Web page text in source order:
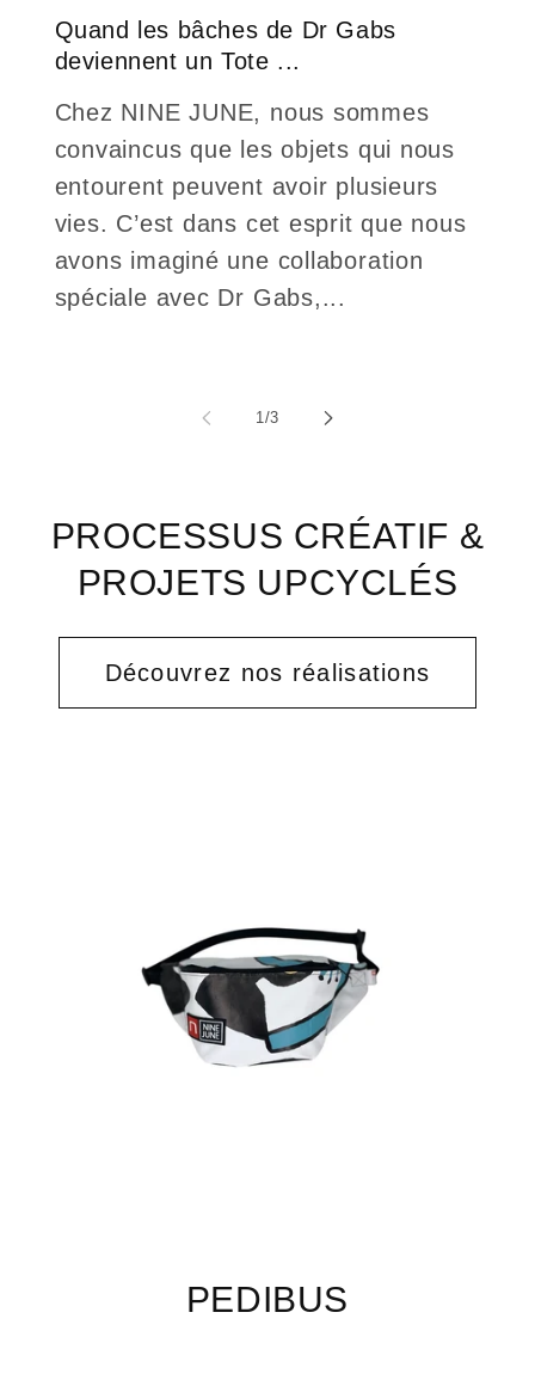
Quand les bâches de Dr Gabs
deviennent un Tote ...
Chez NINE JUNE, nous sommes
convaincus que les objets qui nous
entourent peuvent avoir plusieurs
vies. C’est dans cet esprit que nous
avons imaginé une collaboration
spéciale avec Dr Gabs,...
1 /de
3
PROCESSUS CRÉATIF &
PROJETS UPCYCLÉS
Découvrez nos réalisations
PEDIBUS